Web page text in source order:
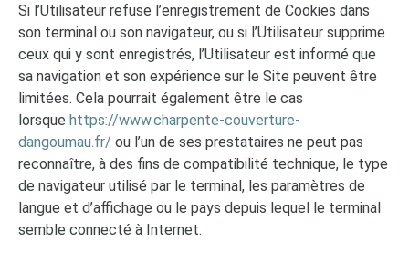
Si l’Utilisateur refuse l’enregistrement de Cookies dans
son terminal ou son navigateur, ou si l’Utilisateur supprime
ceux qui y sont enregistrés, l’Utilisateur est informé que
sa navigation et son expérience sur le Site peuvent être
limitées. Cela pourrait également être le cas
lorsque https://www.charpente-couverture-
dangoumau.fr/ ou l’un de ses prestataires ne peut pas
reconnaître, à des fins de compatibilité technique, le type
de navigateur utilisé par le terminal, les paramètres de
langue et d’affichage ou le pays depuis lequel le terminal
semble connecté à Internet.